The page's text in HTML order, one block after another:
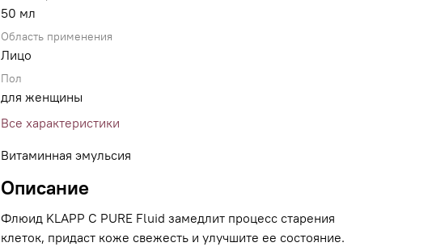
50 мл
Область применения
Лицо
Пол
для женщины
Все характеристики
Витаминная эмульсия
Описание
Флюид KLAPP C PURE Fluid замедлит процесс старения
клеток, придаст коже свежесть и улучшите ее состояние.